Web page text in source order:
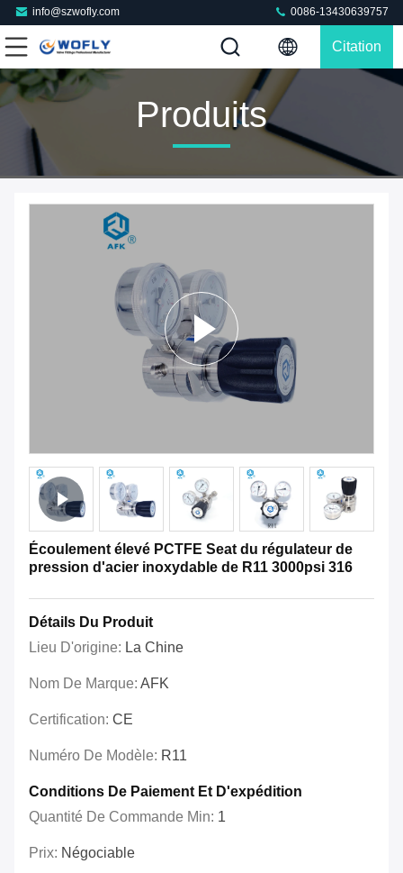
info@szwofly.com 0086-13430639757
Citation
Produits
Écoulement élevé PCTFE Seat du régulateur de
pression d'acier inoxydable de R11 3000psi 316
Détails Du Produit
Lieu D'origine: La Chine
Nom De Marque: AFK
Certification: CE
Numéro De Modèle: R11
Conditions De Paiement Et D'expédition
Quantité De Commande Min: 1
Prix: Négociable